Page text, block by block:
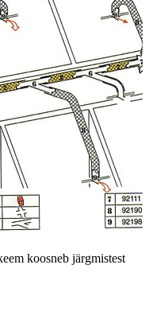
koosneb järgmistest